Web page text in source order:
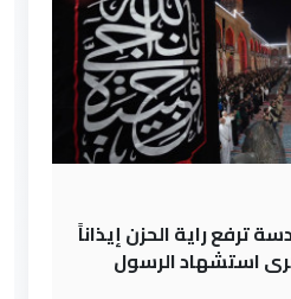
ترفع راية الحزن إيذاناً
استشهاد الرسول